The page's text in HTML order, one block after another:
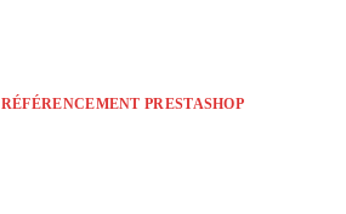
RÉFÉRENCEMENT PRESTASHOP